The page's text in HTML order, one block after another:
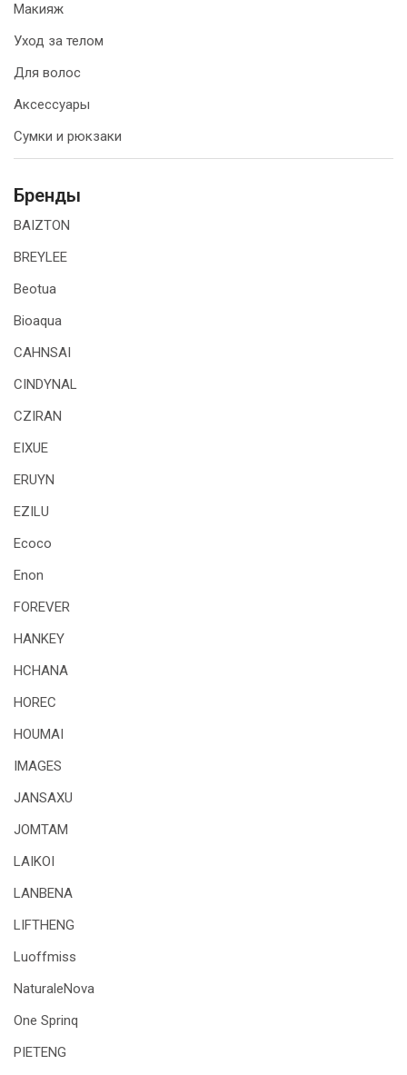
Макияж
Уход за телом
Для волос
Аксессуары
Сумки и рюкзаки
Бренды
BAIZTON
BREYLEE
Beotua
Bioaqua
CAHNSAI
CINDYNAL
CZIRAN
EIXUE
ERUYN
EZILU
Ecoco
Enon
FOREVER
HANKEY
HCHANA
HOREC
HOUMAI
IMAGES
JANSAXU
JOMTAM
LAIKOI
LANBENA
LIFTHENG
Luoffmiss
NaturaleNova
One Sprinq
PIETENG